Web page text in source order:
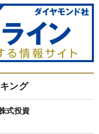
ング
式投資